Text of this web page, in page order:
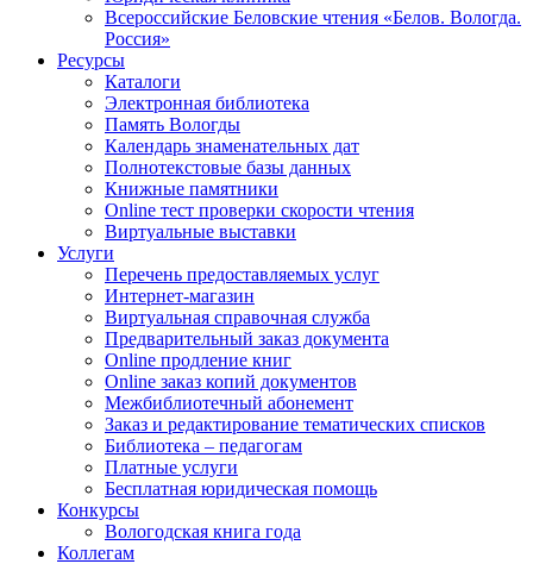
Всероссийские Беловские чтения «Белов. Вологда.
Россия»
Ресурсы
Каталоги
Электронная библиотека
Память Вологды
Календарь знаменательных дат
Полнотекстовые базы данных
Книжные памятники
Online тест проверки скорости чтения
Виртуальные выставки
Услуги
Перечень предоставляемых услуг
Интернет-магазин
Виртуальная справочная служба
Предварительный заказ документа
Online продление книг
Online заказ копий документов
Межбиблиотечный абонемент
Заказ и редактирование тематических списков
Библиотека – педагогам
Платные услуги
Бесплатная юридическая помощь
Конкурсы
Вологодская книга года
Коллегам